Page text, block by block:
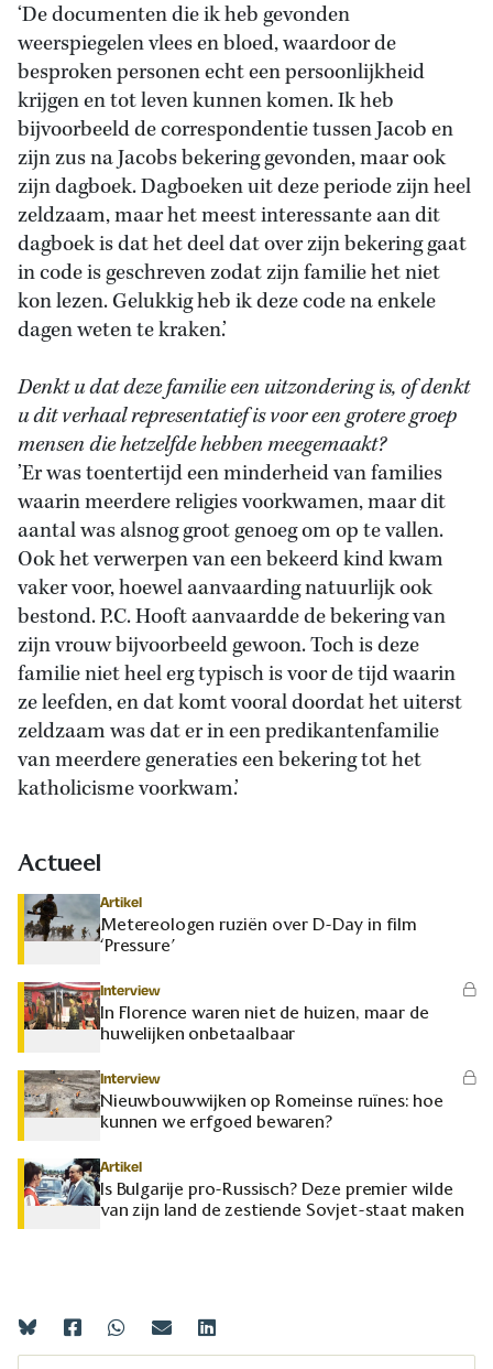
‘De documenten die ik heb gevonden
weerspiegelen vlees en bloed, waardoor de
besproken personen echt een persoonlijkheid
krijgen en tot leven kunnen komen. Ik heb
bijvoorbeeld de correspondentie tussen Jacob en
zijn zus na Jacobs bekering gevonden, maar ook
zijn dagboek. Dagboeken uit deze periode zijn heel
zeldzaam, maar het meest interessante aan dit
dagboek is dat het deel dat over zijn bekering gaat
in code is geschreven zodat zijn familie het niet
kon lezen. Gelukkig heb ik deze code na enkele
dagen weten te kraken.’
Denkt u dat deze familie een uitzondering is, of denkt
u dit verhaal representatief is voor een grotere groep
mensen die hetzelfde hebben meegemaakt?
’Er was toentertijd een minderheid van families
waarin meerdere religies voorkwamen, maar dit
aantal was alsnog groot genoeg om op te vallen.
Ook het verwerpen van een bekeerd kind kwam
vaker voor, hoewel aanvaarding natuurlijk ook
bestond. P.C. Hooft aanvaardde de bekering van
zijn vrouw bijvoorbeeld gewoon. Toch is deze
familie niet heel erg typisch is voor de tijd waarin
ze leefden, en dat komt vooral doordat het uiterst
zeldzaam was dat er in een predikantenfamilie
van meerdere generaties een bekering tot het
katholicisme voorkwam.’
Actueel
Artikel
Metereologen ruziën over D-Day in film
‘Pressure’
Interview
In Florence waren niet de huizen, maar de
huwelijken onbetaalbaar
Interview
Nieuwbouwwijken op Romeinse ruïnes: hoe
kunnen we erfgoed bewaren?
Artikel
Is Bulgarije pro-Russisch? Deze premier wilde
van zijn land de zestiende Sovjet-staat maken